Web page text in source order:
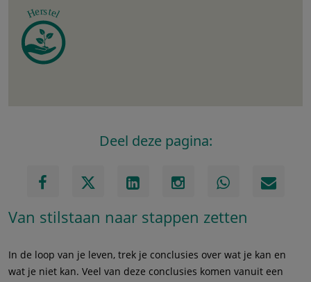
Deel deze pagina:
Van stilstaan naar stappen zetten
In de loop van je leven, trek je conclusies over wat je kan en
wat je niet kan. Veel van deze conclusies komen vanuit een